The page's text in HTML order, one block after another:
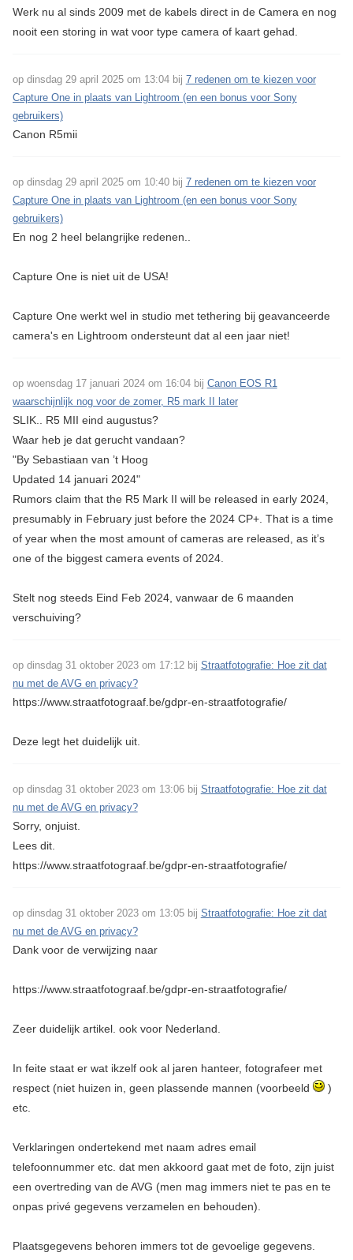
Werk nu al sinds 2009 met de kabels direct in de Camera en nog
nooit een storing in wat voor type camera of kaart gehad.
op dinsdag 29 april 2025 om 13:04 bij 7 redenen om te kiezen voor
Capture One in plaats van Lightroom (en een bonus voor Sony
gebruikers)
Canon R5mii
op dinsdag 29 april 2025 om 10:40 bij 7 redenen om te kiezen voor
Capture One in plaats van Lightroom (en een bonus voor Sony
gebruikers)
En nog 2 heel belangrijke redenen..
Capture One is niet uit de USA!
Capture One werkt wel in studio met tethering bij geavanceerde
camera's en Lightroom ondersteunt dat al een jaar niet!
op woensdag 17 januari 2024 om 16:04 bij Canon EOS R1
waarschijnlijk nog voor de zomer, R5 mark II later
SLIK.. R5 MII eind augustus?
Waar heb je dat gerucht vandaan?
"By Sebastiaan van ’t Hoog
Updated 14 januari 2024"
Rumors claim that the R5 Mark II will be released in early 2024,
presumably in February just before the 2024 CP+. That is a time
of year when the most amount of cameras are released, as it’s
one of the biggest camera events of 2024.
Stelt nog steeds Eind Feb 2024, vanwaar de 6 maanden
verschuiving?
op dinsdag 31 oktober 2023 om 17:12 bij Straatfotografie: Hoe zit dat
nu met de AVG en privacy?
https://www.straatfotograaf.be/gdpr-en-straatfotografie/
Deze legt het duidelijk uit.
op dinsdag 31 oktober 2023 om 13:06 bij Straatfotografie: Hoe zit dat
nu met de AVG en privacy?
Sorry, onjuist.
Lees dit.
https://www.straatfotograaf.be/gdpr-en-straatfotografie/
op dinsdag 31 oktober 2023 om 13:05 bij Straatfotografie: Hoe zit dat
nu met de AVG en privacy?
Dank voor de verwijzing naar
https://www.straatfotograaf.be/gdpr-en-straatfotografie/
Zeer duidelijk artikel. ook voor Nederland.
In feite staat er wat ikzelf ook al jaren hanteer, fotografeer met
respect (niet huizen in, geen plassende mannen (voorbeeld
)
etc.
Verklaringen ondertekend met naam adres email
telefoonnummer etc. dat men akkoord gaat met de foto, zijn juist
een overtreding van de AVG (men mag immers niet te pas en te
onpas privé gegevens verzamelen en behouden).
Plaatsgegevens behoren immers tot de gevoelige gegevens.